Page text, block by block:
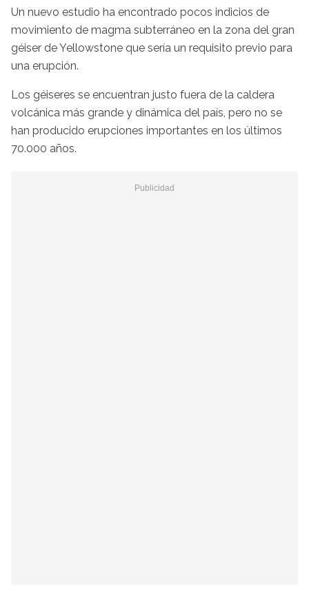
Un nuevo estudio ha encontrado pocos indicios de
movimiento de magma subterráneo en la zona del gran
géiser de Yellowstone que sería un requisito previo para
una erupción.
Los géiseres se encuentran justo fuera de la caldera
volcánica más grande y dinámica del país, pero no se
han producido erupciones importantes en los últimos
70.000 años.